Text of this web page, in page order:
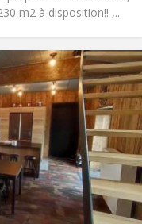
m2 à disposition!! ,...
Informatie
Huur:
460 €
Kosten:
80 €
Duur:
10 maanden
Domiciliëring:
Inrichting
Badkamer:
Privaat
Keuken:
Oppervlakte:
18 m
2